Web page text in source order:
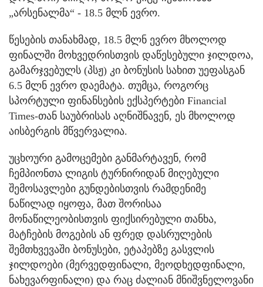
„არსენალმა“ - 18.5 მლნ ევრო.
წესების თანახმად, 18.5 მლნ ევრო მხოლოდ
ფინალში მოხვედრისთვის დაწესებული ჯილდოა,
გამარჯვებულს (პსჟ) კი ბონუსის სახით უეფასგან
6.5 მლნ ევრო დაემატა. თუმცა, როგორც
სპორტული ფინანსების ექსპერტები Financial
Times-თან საუბრისას აღნიშნავენ, ეს მხოლოდ
აისბერგის მწვერვალია.
უცხოური გამოცემები განმარტავენ, რომ
ჩემპიონთა ლიგის ტურნირიდან მიღებული
შემოსავლები გუნდებისთვის რამდენიმე
ნაწილად იყოფა, მათ შორისაა
მონაწილეობისთვის ფიქსირებული თანხა,
მატჩების მოგების ან ფრედ დასრულების
შემთხვევაში ბონუსები, ეტაპებზე გასვლის
ჯილდოები (მერვედფინალი, მეოდხედფინალი,
ნახევარფინალი) და რაც ძალიან მნიშვნელოვანი